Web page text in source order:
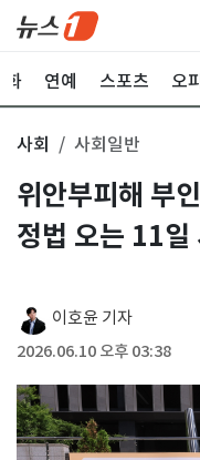
화 연예 스포츠 오
사회 사회일반
위안부피해 부
정법 오는 11일
이호윤 기자
2026.06.10 오후 03:38